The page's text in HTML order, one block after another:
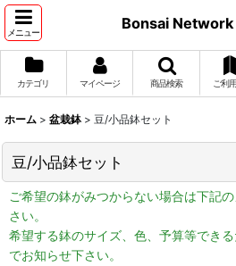
メニュー
Bonsai Network
カテゴリ マイページ 商品検索 ご利
ホーム > 盆栽鉢 > 豆/小品鉢セット
豆/小品鉢セット
ご希望の鉢がみつからない場合は下記
さい。
希望する鉢のサイズ、色、予算等でき
でお知らせ下さい。